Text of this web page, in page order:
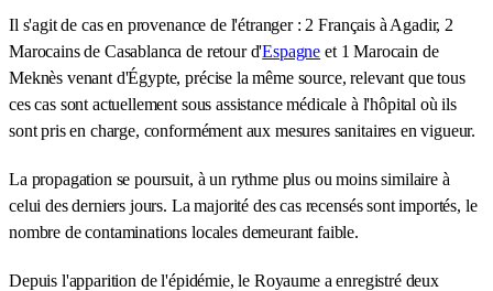
Il s'agit de cas en provenance de l'étranger : 2 Français à Agadir, 2
Marocains de Casablanca de retour d'Espagne et 1 Marocain de
Meknès venant d'Égypte, précise la même source, relevant que tous
ces cas sont actuellement sous assistance médicale à l'hôpital où ils
sont pris en charge, conformément aux mesures sanitaires en vigueur.
La propagation se poursuit, à un rythme plus ou moins similaire à
celui des derniers jours. La majorité des cas recensés sont importés, le
nombre de contaminations locales demeurant faible.
Depuis l'apparition de l'épidémie, le Royaume a enregistré deux